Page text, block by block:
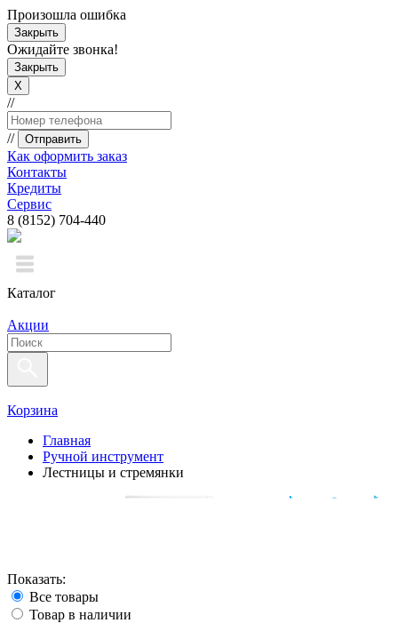
Произошла ошибка
Закрыть
Ожидайте звонка!
Закрыть
X
//
// Отправить
Как оформить заказ
Контакты
Кредиты
Сервис
8 (8152) 704-440
Каталог
Акции
Корзина
Главная
Ручной инструмент
Лестницы и стремянки
Показать:
Все товары
Товар в наличии